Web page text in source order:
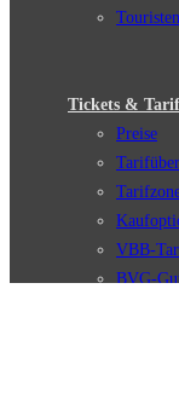
Tickets &
Preise
VBB-
BVG-